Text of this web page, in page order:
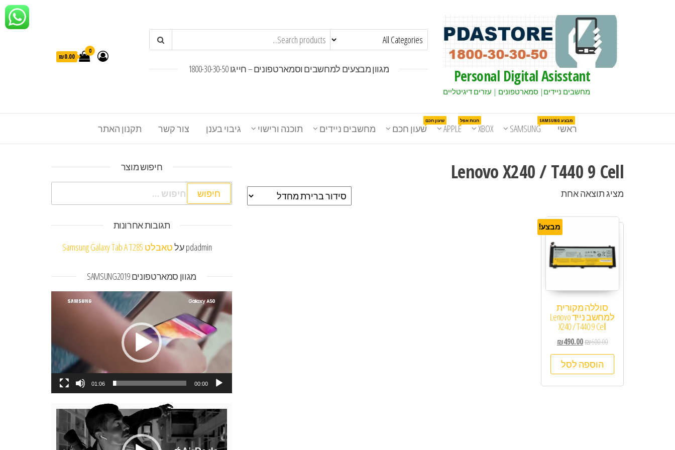
Personal Digital Asisstant
מחשבים ניידים| סמארטפונים | עזרים דיגיטליים
מגוון מבצעים למחשבים וסמארטפונים – חייגו 1800-30-30-50
0
₪0.00
ראשי SAMSUNG
מבצע SAMSUNG
XBOX
APPLE
חנות אפל
שעון חכם
שעון חכם
מחשבים ניידים תוכנה ורישוי גיבוי בענן צור קשר תקנון האתר
Lenovo X240 / T440 9 Cell
מציג תוצאה אחת
מבצע!
סוללה מקורית
למחשב נייד Lenovo
X240 / T440 9 Cell
₪600.00
₪490.00
הוספה לסל
חיפוש מוצר
חיפוש:
תגובות אחרונות
pdadminעלטאבלט Samsung Galaxy Tab A T285
מגוון סמארטפונים SAMSUNG2019
נגן
וידאו
00:00
01:06
נגן
וידאו